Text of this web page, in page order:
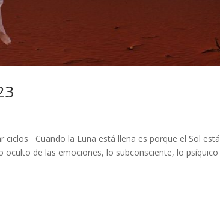
ciclos Cuando la Luna está llena es porque el Sol está
de las emociones, lo subconsciente, lo psíquico